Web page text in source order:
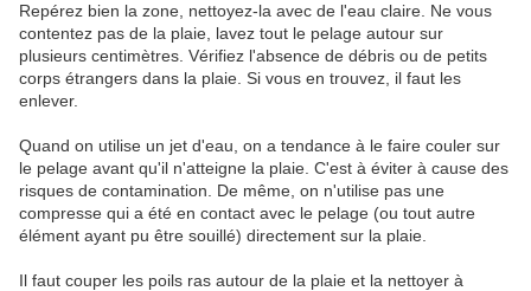
Repérez bien la zone, nettoyez-la avec de l'eau claire. Ne vous
contentez pas de la plaie, lavez tout le pelage autour sur
plusieurs centimètres. Vérifiez l'absence de débris ou de petits
corps étrangers dans la plaie. Si vous en trouvez, il faut les
enlever.
Quand on utilise un jet d'eau, on a tendance à le faire couler sur
le pelage avant qu'il n'atteigne la plaie. C'est à éviter à cause des
risques de contamination. De même, on n'utilise pas une
compresse qui a été en contact avec le pelage (ou tout autre
élément ayant pu être souillé) directement sur la plaie.
Il faut couper les poils ras autour de la plaie et la nettoyer à